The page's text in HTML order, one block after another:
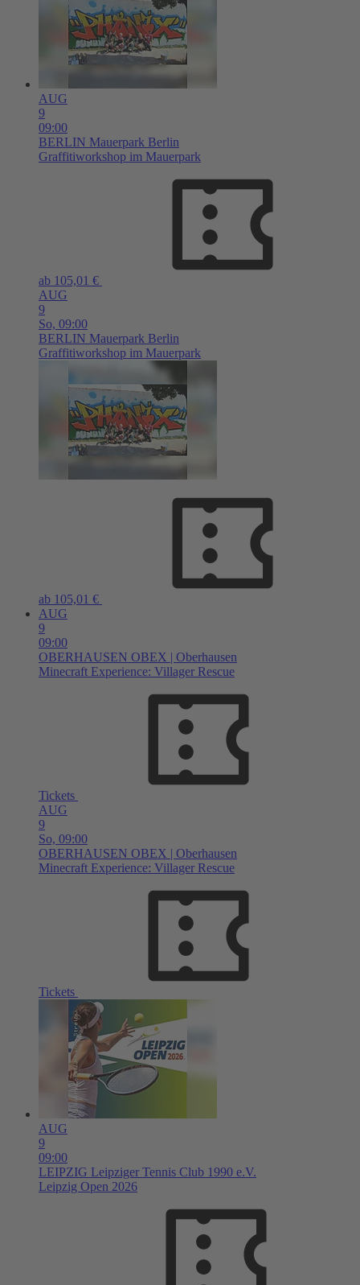
AUG
9
09:00
BERLIN Mauerpark Berlin
Graffitiworkshop im Mauerpark
ab 105,01 €
AUG
9
So, 09:00
BERLIN Mauerpark Berlin
Graffitiworkshop im Mauerpark
ab 105,01 €
AUG
9
09:00
OBERHAUSEN OBEX | Oberhausen
Minecraft Experience: Villager Rescue
Tickets
AUG
9
So, 09:00
OBERHAUSEN OBEX | Oberhausen
Minecraft Experience: Villager Rescue
Tickets
AUG
9
09:00
LEIPZIG Leipziger Tennis Club 1990 e.V.
Leipzig Open 2026